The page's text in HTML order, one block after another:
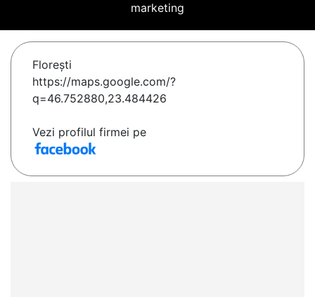
marketing
Floreşti
https://maps.google.com/?
q=46.752880,23.484426
Vezi profilul firmei pe